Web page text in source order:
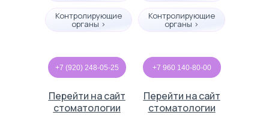
Контролирующие
органы >
Контролирующие
органы >
Перейти на сайт
стоматологии
Перейти на сайт
стоматологии
+7 (920) 248-05-25 +7 960 140-80-00